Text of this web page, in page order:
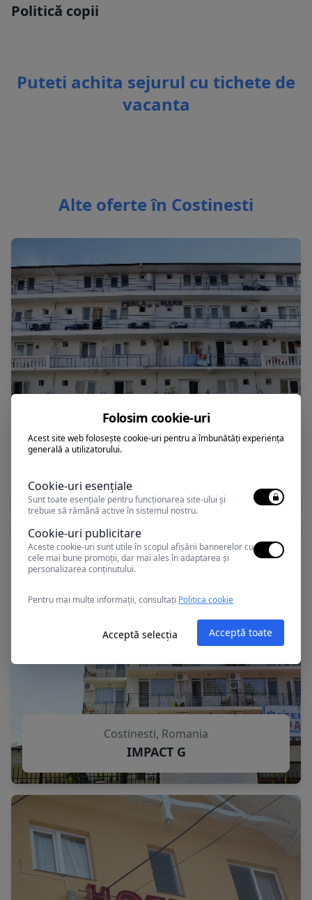
Politică copii
Puteti achita sejurul cu tichete de
vacanta
Alte oferte în Costinesti
Costinesti, Romania
Costinesti, Romania
IMPACT G
Folosim cookie-uri
Acest site web folosește cookie-uri pentru a îmbunătăți experiența
generală a utilizatorului.
Cookie-uri esențiale
Sunt toate esențiale pentru funcționarea site-ului și
trebuie să rămână active în sistemul nostru.
Cookie-uri publicitare
Aceste cookie-uri sunt utile în scopul afișării bannerelor cu
cele mai bune promoții, dar mai ales în adaptarea și
personalizarea conținutului.
Pentru mai multe informații, consultați Politica cookie
Acceptă selecția Acceptă toate